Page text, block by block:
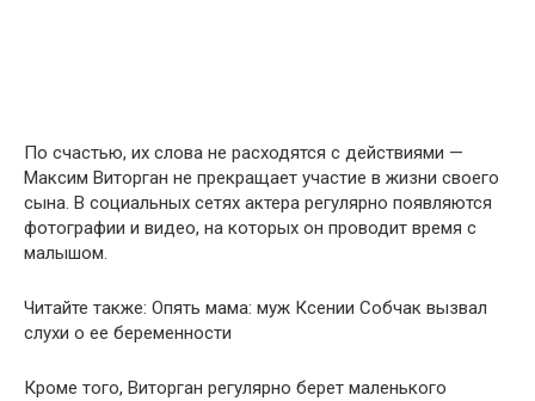
По счастью, их слова не расходятся с действиями —
Максим Виторган не прекращает участие в жизни своего
сына. В социальных сетях актера регулярно появляются
фотографии и видео, на которых он проводит время с
малышом.
Читайте также: Опять мама: муж Ксении Собчак вызвал
слухи о ее беременности
Кроме того, Виторган регулярно берет маленького